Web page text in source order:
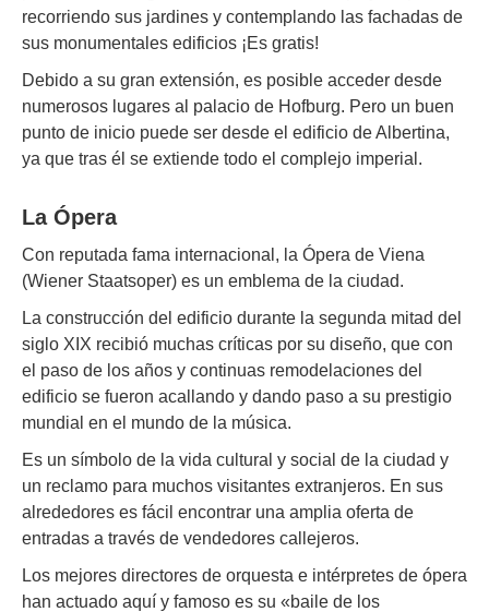
recorriendo sus jardines y contemplando las fachadas de
sus monumentales edificios ¡Es gratis!
Debido a su gran extensión, es posible acceder desde
numerosos lugares al palacio de Hofburg. Pero un buen
punto de inicio puede ser desde el edificio de Albertina,
ya que tras él se extiende todo el complejo imperial.
La Ópera
Con reputada fama internacional, la Ópera de Viena
(Wiener Staatsoper) es un emblema de la ciudad.
La construcción del edificio durante la segunda mitad del
siglo XIX recibió muchas críticas por su diseño, que con
el paso de los años y continuas remodelaciones del
edificio se fueron acallando y dando paso a su prestigio
mundial en el mundo de la música.
Es un símbolo de la vida cultural y social de la ciudad y
un reclamo para muchos visitantes extranjeros. En sus
alrededores es fácil encontrar una amplia oferta de
entradas a través de vendedores callejeros.
Los mejores directores de orquesta e intérpretes de ópera
han actuado aquí y famoso es su «baile de los